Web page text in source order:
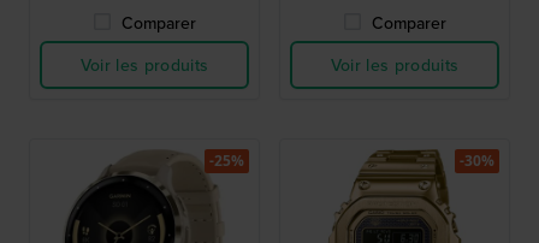
Comparer
Voir les produits
Comparer
Voir les produits
-25% -30%